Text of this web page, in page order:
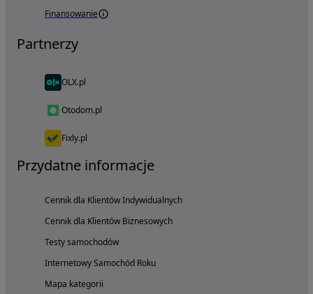
Finansowanie
Partnerzy
OLX.pl
Otodom.pl
Fixly.pl
Przydatne informacje
Cennik dla Klientów Indywidualnych
Cennik dla Klientów Biznesowych
Testy samochodów
Internetowy Samochód Roku
Mapa kategorii